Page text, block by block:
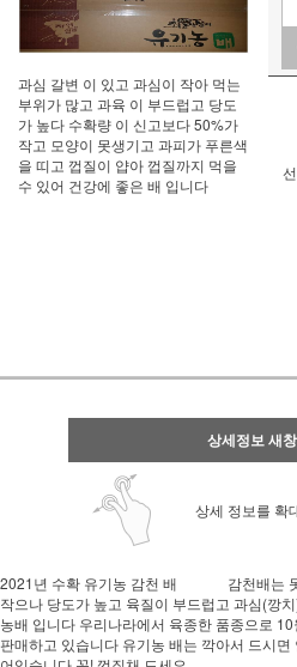
과심 갈변 이 있고 과심이 작아 먹는
부위가 많고 과육 이 부드럽고 당도
가 높다 수확량 이 신고보다 50%가
작고 모양이 못생기고 과피가 푸른색
을 띠고 껍질이 얍아 껍질까지 먹을
수 있어 건강에 좋은 배 입니다
상세정보 새
상세 정보를 확
2021년 수확 유기농 감천 배 감천배는 못
작으나 당도가 높고 육질이 부드럽고 과심(깡
농배 입니다 우리나라에서 육종한 품종으로
판매하고 있습니다 유기농 배는 깍아서 드시